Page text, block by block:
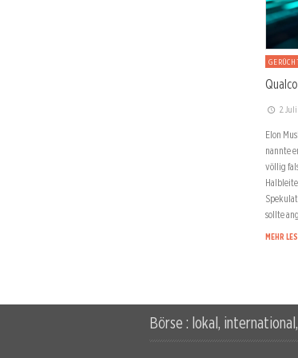
2. Juli
Elon
nannte
völlig
sollte
MEHR
Börse : lokal,